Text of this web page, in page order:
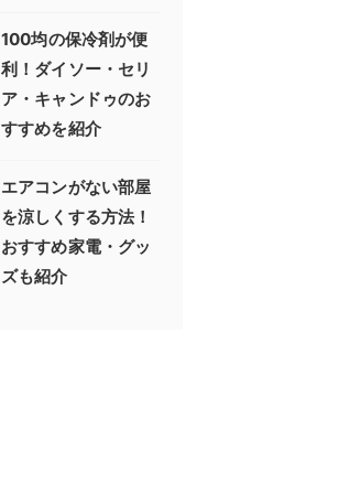
100均の保冷剤が便
利！ダイソー・セリ
ア・キャンドゥのお
すすめを紹介
エアコンがない部屋
を涼しくする方法！
おすすめ家電・グッ
ズも紹介